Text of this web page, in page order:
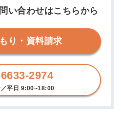
い合わせはこちらから
り・資料請求
2974
／平日 9:00~18:00